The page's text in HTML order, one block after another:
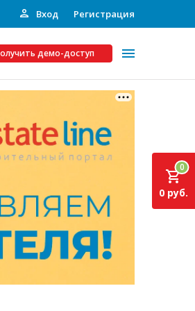
Вход Регистрация
демо-доступ
услуги
Базу
0
0 руб.